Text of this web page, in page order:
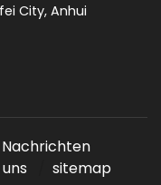
City, Anhui
Nachrichten
sitemap